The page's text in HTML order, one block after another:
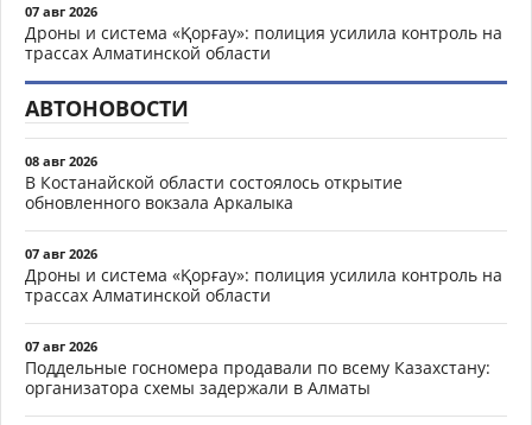
07 авг 2026
Дроны и система «Қорғау»: полиция усилила контроль на
трассах Алматинской области
АВТОНОВОСТИ
08 авг 2026
В Костанайской области состоялось открытие
обновленного вокзала Аркалыка
07 авг 2026
Дроны и система «Қорғау»: полиция усилила контроль на
трассах Алматинской области
07 авг 2026
Поддельные госномера продавали по всему Казахстану:
организатора схемы задержали в Алматы